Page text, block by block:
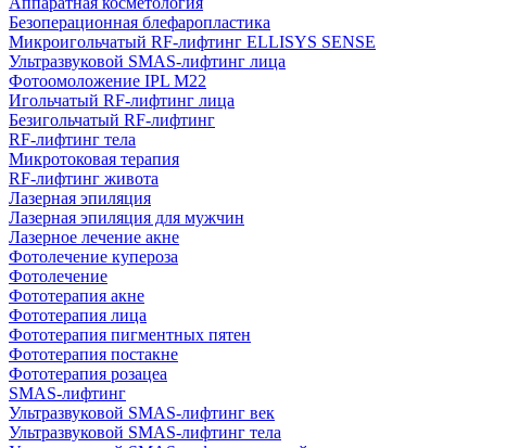
Безоперационная блефаропластика
Микроигольчатый RF-лифтинг ELLISYS SENSE
Ультразвуковой SMAS-лифтинг лица
Фотоомоложение IPL M22
Игольчатый RF-лифтинг лица
Безигольчатый RF-лифтинг
RF-лифтинг тела
Микротоковая терапия
RF-лифтинг живота
Лазерная эпиляция
Лазерная эпиляция для мужчин
Лазерное лечение акне
Фотолечение купероза
Фотолечение
Фототерапия акне
Фототерапия лица
Фототерапия пигментных пятен
Фототерапия постакне
Фототерапия розацеа
SMAS-лифтинг
Ультразвуковой SMAS-лифтинг век
Ультразвуковой SMAS-лифтинг тела